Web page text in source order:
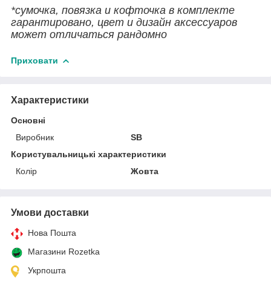
*сумочка, повязка и кофточка в комплекте
гарантировано, цвет и дизайн аксессуаров
может отличаться рандомно
Приховати
Характеристики
Основні
Виробник
SB
Користувальницькі характеристики
Колір
Жовта
Умови доставки
Нова Пошта
Магазини Rozetka
Укрпошта